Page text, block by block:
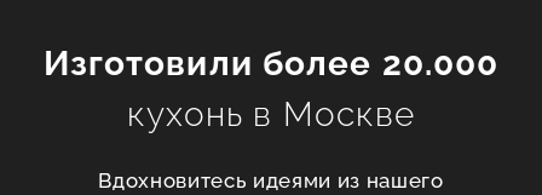
Изготовили более 20.000
кухонь в Москве
Вдохновитесь идеями из нашего